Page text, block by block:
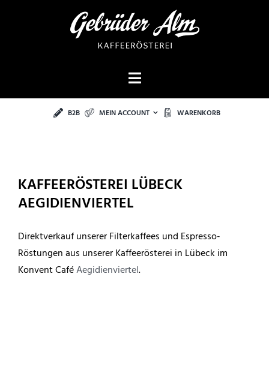
Toggle
Navigation
Accessoires
Konvent Cafés Lübeck
Zur Kasse
B2B MEIN ACCOUNT WARENKORB
KAFFEERÖSTEREI LÜBECK
AEGIDIENVIERTEL
Direktverkauf unserer Filterkaffees und Espresso-
Röstungen aus unserer Kaffeerösterei in Lübeck im
Konvent CaféAegidienviertel.